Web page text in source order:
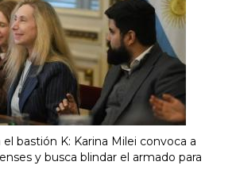
bastión K: Karina Milei convoca a
y busca blindar el armado para